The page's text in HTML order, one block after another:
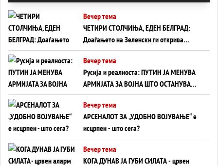
Вечер тема
ЧЕТИРИ СТОЛЧИЊА, ЕДЕН БЕЛГРАД:
Доаѓањето на Зеленски ги открива
тајните на политиката на балансирање
на Вучиќ
Вечер тема
Русија и реалноста: ПУТИН ЈА МЕНУВА
АРМИЈАТА ЗА ВОЈНА ШТО ОСТАНУВА
БЕЗ ФРОНТ
Вечер тема
АРСЕНАЛОТ ЗА „УДОБНО ВОЈУВАЊЕ“ е
исцрпен - што сега?
Вечер тема
КОГА ДУНАВ ЈА ГУБИ СИЛАТА - црвен